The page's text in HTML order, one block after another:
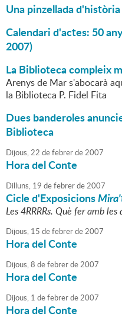
Una pinzellada d'història
Calendari d'actes: 50
2007)
La Biblioteca compleix
Arenys de Mar s'abocarà
la Biblioteca P. Fidel Fita
Dues banderoles
Biblioteca
Dijous,22 defebrerde2007
Hora del Conte
Dilluns, 19 defebrerde2007
Cicle d'Exposicions
Les 4RRRRs. Què fer amb les
Dijous, 15 defebrerde2007
Hora del Conte
Dijous,8 defebrerde2007
Hora del Conte
Dijous, 1 defebrerde2007
Hora del Conte